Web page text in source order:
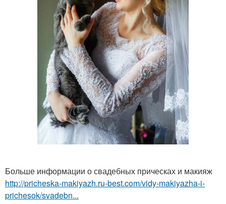
Больше информации о свадебных прическах и макияж
http://pricheska-makiyazh.ru-best.com/vidy-makiyazha-i-
prichesok/svadebn...